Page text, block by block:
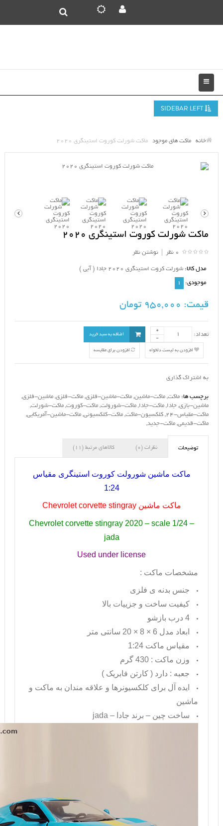
خانه ماکت های موجود ماکت شورلت کوروت استینگری 2020
ماکت شورلت کوروت استینگری 2020
0 نظر نوشتن نظر
مدل کالا: شورلت کروت استینگری 2020 جادا ( آبی )
موجودی: 1
قیمت:
تعداد: اضافه به سبد خرید
افزودن به لیست دلخواه افزودن برای مقایسه
به اشتراک گذاری
برچسب ها: ماکت, ماکت-ماشین, ماکت-ماشین-فلزی, ماکت-فلزی, ماشین-فلزی,
ماشین-بازی, جادا, ماکت-جادا, ماکت-شورولت, ماکت-کوروت, ماکت-شورلت,
ماکت-مقیاس-24
, کلکسیون-ماکت, ماکت-کلکسیونی, ماکت-ماشین-آمریکایی,
ماکت-قدیمی, ماکت-جدید,
توضیحات نظرات (0) کالاهای مرتبط (11)
ماکت ماشین شورولت کوروت استینگری مقیاس
1:24
ماکت ماشینChevrolet corvette stingray
Chevrolet corvette stingray 2020 – scale 1/24 –
jada
Used under license
مشخصات ماکت :
جنس بدنه ی فلزی
کیفیت ساخت و جزییات بالا
4 درب بازشو
ابعاد مدل 6 × 8 × 20 سانتی متر
مقیاس ماکت 1:24
وزن ماکت : 430 گرم
جعبه : دارد ( کارتن فابریک )
ایده آل برای کلکسیونرها و علاقه مندان به ماکت و
ماشین
ساخت چین – برند جادا – jada